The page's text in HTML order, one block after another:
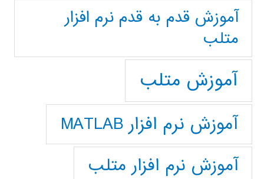
آموزش قدم به قدم نرم افزار
متلب
آموزش متلب
آموزش نرم افزار MATLAB
آموزش نرم افزار متلب